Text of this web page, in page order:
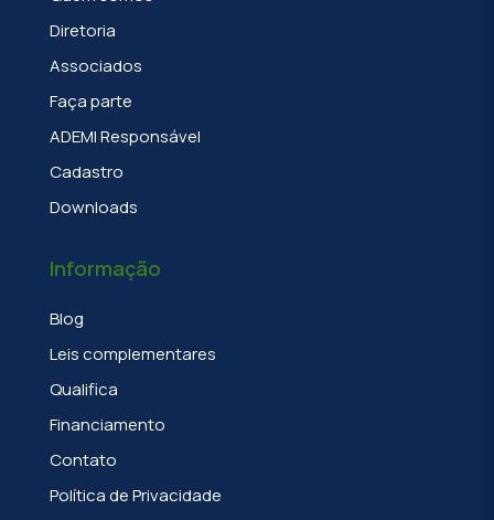
Diretoria
Associados
Faça parte
ADEMI Responsável
Cadastro
Downloads
Informação
Blog
Leis complementares
Qualifica
Financiamento
Contato
Política de Privacidade